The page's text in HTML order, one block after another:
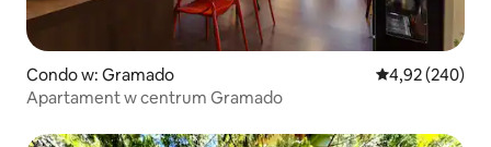
Condo w: Gramado Średnia
4,92 (240)
Apartament w centrum Gramado